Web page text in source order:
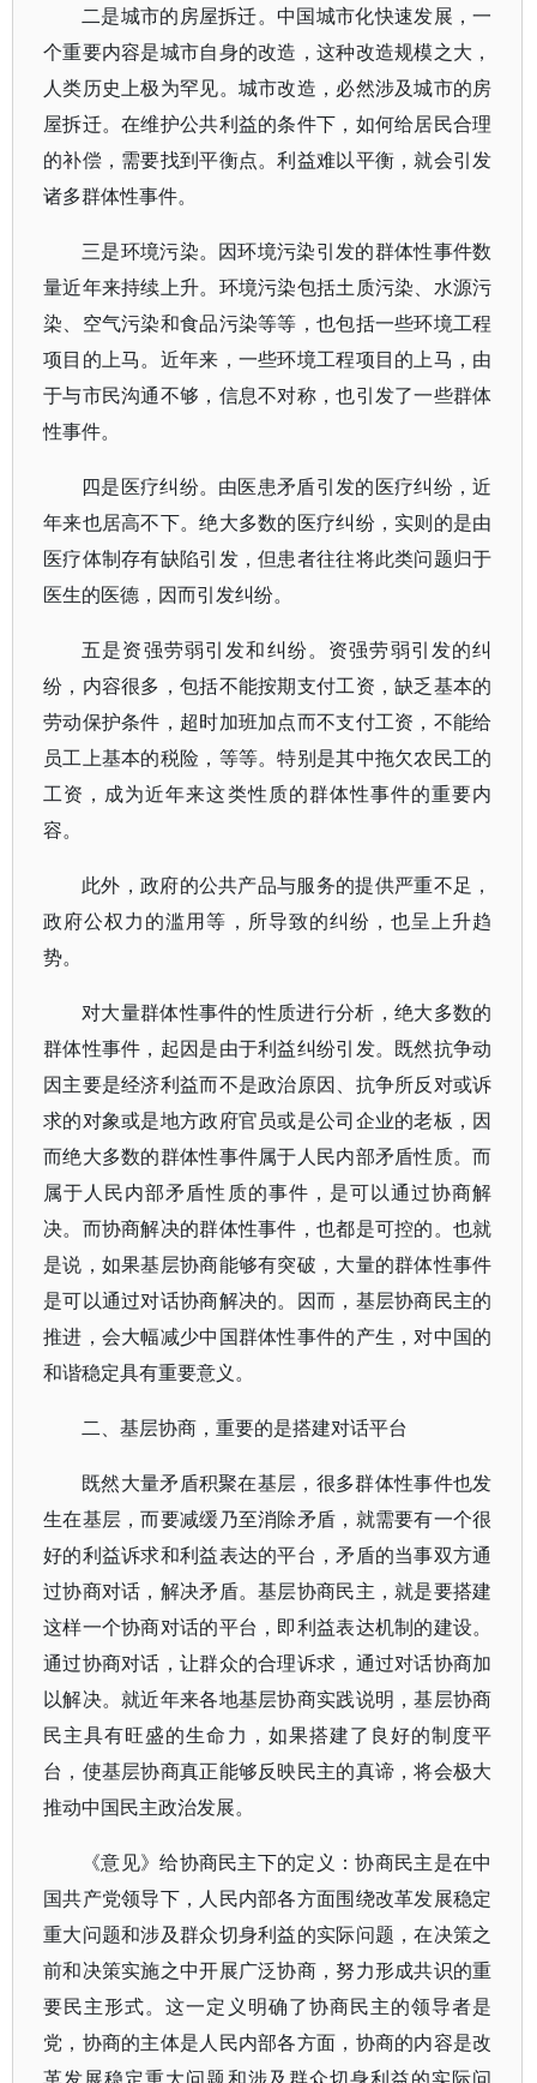
二是城市的房屋拆迁。中国城市化快速发展，一
个重要内容是城市自身的改造，这种改造规模之大，
人类历史上极为罕见。城市改造，必然涉及城市的房
屋拆迁。在维护公共利益的条件下，如何给居民合理
的补偿，需要找到平衡点。利益难以平衡，就会引发
诸多群体性事件。
三是环境污染。因环境污染引发的群体性事件数
量近年来持续上升。环境污染包括土质污染、水源污
染、空气污染和食品污染等等，也包括一些环境工程
项目的上马。近年来，一些环境工程项目的上马，由
于与市民沟通不够，信息不对称，也引发了一些群体
性事件。
四是医疗纠纷。由医患矛盾引发的医疗纠纷，近
年来也居高不下。绝大多数的医疗纠纷，实则的是由
医疗体制存有缺陷引发，但患者往往将此类问题归于
医生的医德，因而引发纠纷。
五是资强劳弱引发和纠纷。资强劳弱引发的纠
纷，内容很多，包括不能按期支付工资，缺乏基本的
劳动保护条件，超时加班加点而不支付工资，不能给
员工上基本的税险，等等。特别是其中拖欠农民工的
工资，成为近年来这类性质的群体性事件的重要内
容。
此外，政府的公共产品与服务的提供严重不足，
政府公权力的滥用等，所导致的纠纷，也呈上升趋
势。
对大量群体性事件的性质进行分析，绝大多数的
群体性事件，起因是由于利益纠纷引发。既然抗争动
因主要是经济利益而不是政治原因、抗争所反对或诉
求的对象或是地方政府官员或是公司企业的老板，因
而绝大多数的群体性事件属于人民内部矛盾性质。而
属于人民内部矛盾性质的事件，是可以通过协商解
决。而协商解决的群体性事件，也都是可控的。也就
是说，如果基层协商能够有突破，大量的群体性事件
是可以通过对话协商解决的。因而，基层协商民主的
推进，会大幅减少中国群体性事件的产生，对中国的
和谐稳定具有重要意义。
二、基层协商，重要的是搭建对话平台
既然大量矛盾积聚在基层，很多群体性事件也发
生在基层，而要减缓乃至消除矛盾，就需要有一个很
好的利益诉求和利益表达的平台，矛盾的当事双方通
过协商对话，解决矛盾。基层协商民主，就是要搭建
这样一个协商对话的平台，即利益表达机制的建设。
通过协商对话，让群众的合理诉求，通过对话协商加
以解决。就近年来各地基层协商实践说明，基层协商
民主具有旺盛的生命力，如果搭建了良好的制度平
台，使基层协商真正能够反映民主的真谛，将会极大
推动中国民主政治发展。
《意见》给协商民主下的定义：协商民主是在中
国共产党领导下，人民内部各方面围绕改革发展稳定
重大问题和涉及群众切身利益的实际问题，在决策之
前和决策实施之中开展广泛协商，努力形成共识的重
要民主形式。这一定义明确了协商民主的领导者是
党，协商的主体是人民内部各方面，协商的内容是改